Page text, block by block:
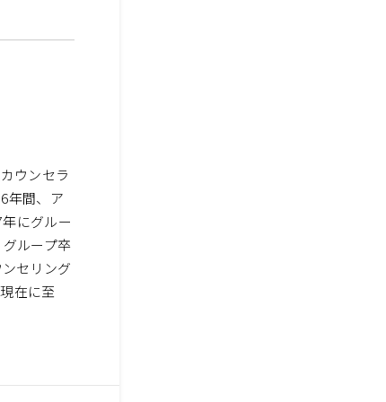
ウンセラ
年間、ア
にグルー
ループ卒
セリング
在に至